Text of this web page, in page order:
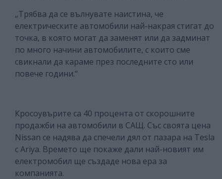
„Трябва да се вълнувате наистина, че
електрическите автомобили най-накрая стигат до
точка, в която могат да заменят или да задминат
по много начини автомобилите, с които сме
свикнали да караме през последните сто или
повече години.“
Кросоувърите са 40 процента от скорошните
продажби на автомобили в САЩ. Със своята цена
Nissan се надява да спечели дял от пазара на Tesla
с Ariya. Времето ще покаже дали най-новият им
електромобил ще създаде нова ера за
компанията.